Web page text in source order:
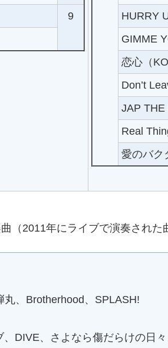
9
HURRY
GIMME
恋心（
Don’t
JAP THE
Real
愛のバク
（2011年にライブで演奏された
、Brotherhood、SPLASH!
DIVE、さよなら傷だらけの日々